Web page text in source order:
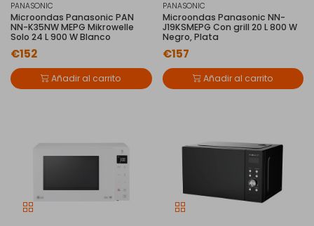
PANASONIC
Microondas Panasonic PAN
NN-K35NW MEPG Mikrowelle
Solo 24 L 900 W Blanco
€152
Añadir al carrito
PANASONIC
Microondas Panasonic NN-
J19KSMEPG Con grill 20 L 800 W
Negro, Plata
€157
Añadir al carrito